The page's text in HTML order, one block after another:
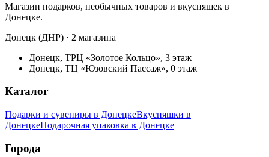
Магазин подарков, необычных товаров и вкусняшек в
Донецке.
Донецк (ДНР) · 2 магазина
Донецк, ТРЦ «Золотое Кольцо», 3 этаж
Донецк, ТЦ «Юзовский Пассаж», 0 этаж
Каталог
Подарки и сувениры в ДонецкеВкусняшки в
ДонецкеПодарочная упаковка в Донецке
Города